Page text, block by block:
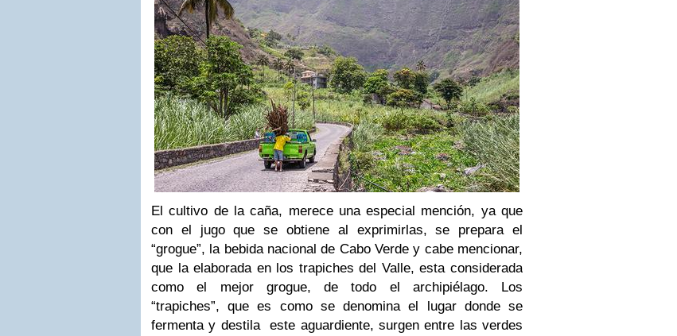
El cultivo de la caña, merece una especial mención, ya que
con el jugo que se obtiene al exprimirlas, se prepara el
“grogue”, la bebida nacional de Cabo Verde y cabe mencionar,
que la elaborada en los trapiches del Valle, esta considerada
como el mejor grogue, de todo el archipiélago. Los
“trapiches”, que es como se denomina el lugar donde se
fermenta y destila este aguardiente, surgen entre las verdes